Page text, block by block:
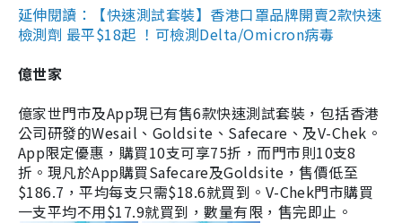
延伸閱讀：【快速測試套裝】香港口罩品牌開賣2款快速
檢測劑 最平$18起 ！可檢測Delta/Omicron病毒
億世家
億家世門市及App現已有售6款快速測試套裝，包括香港
公司研發的Wesail、Goldsite、Safecare、及V-Chek。
App限定優惠，購買10支可享75折，而門市則10支8
折。現凡於App購買Safecare及Goldsite，售價低至
$186.7，平均每支只需$18.6就買到。V-Chek門市購買
一支平均不用$17.9就買到，數量有限，售完即止。